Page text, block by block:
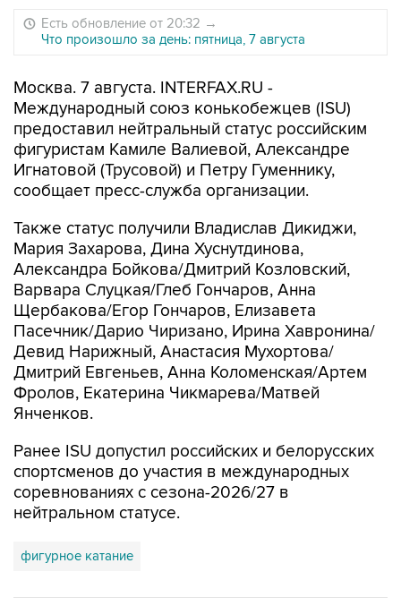
Есть обновление от 20:32 →
Что произошло за день: пятница, 7 августа
Москва. 7 августа. INTERFAX.RU -
Международный союз конькобежцев (ISU)
предоставил нейтральный статус российским
фигуристам Камиле Валиевой, Александре
Игнатовой (Трусовой) и Петру Гуменнику,
сообщает пресс-служба организации.
Также статус получили Владислав Дикиджи,
Мария Захарова, Дина Хуснутдинова,
Александра Бойкова/Дмитрий Козловский,
Варвара Слуцкая/Глеб Гончаров, Анна
Щербакова/Егор Гончаров, Елизавета
Пасечник/Дарио Чиризано, Ирина Хавронина/
Девид Нарижный, Анастасия Мухортова/
Дмитрий Евгеньев, Анна Коломенская/Артем
Фролов, Екатерина Чикмарева/Матвей
Янченков.
Ранее ISU допустил российских и белорусских
спортсменов до участия в международных
соревнованиях с сезона-2026/27 в
нейтральном статусе.
фигурное катание